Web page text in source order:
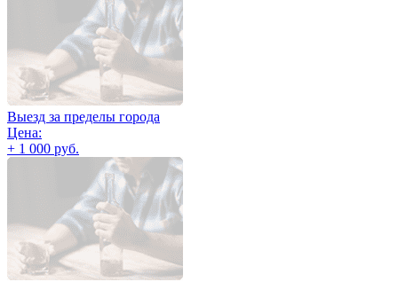
Выезд за пределы города
Цена:
+ 1 000 руб.